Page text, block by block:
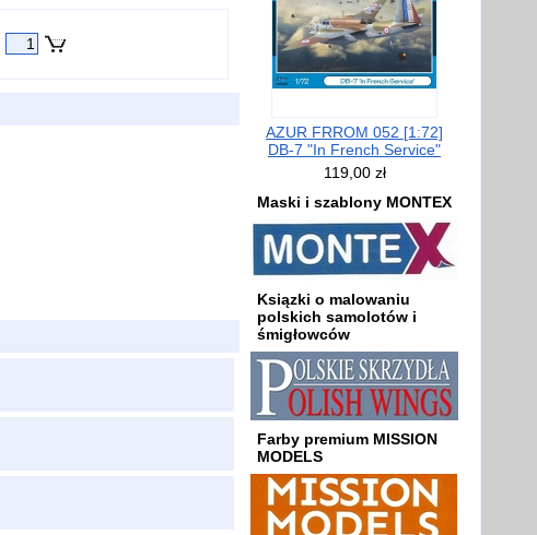
AZUR FRROM 052 [1:72]
DB-7 "In French Service"
119,00 zł
Maski i szablony MONTEX
Ksiązki o malowaniu
polskich samolotów i
śmigłowców
Farby premium MISSION
MODELS